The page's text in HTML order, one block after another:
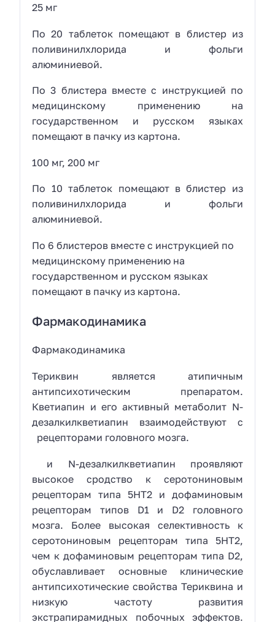
25 мг
По 20 таблеток помещают в блистер из
поливинилхлорида и фольги
алюминиевой.
По 3 блистера вместе с инструкцией по
медицинскому применению на
государственном и русском языках
помещают в пачку из картона.
100 мг, 200 мг
По 10 таблеток помещают в блистер из
поливинилхлорида и фольги
алюминиевой.
По 6 блистеров вместе с инструкцией по
медицинскому применению на
государственном и русском языках
помещают в пачку из картона.
Фармакодинамика
Фармакодинамика
Териквин является атипичным
антипсихотическим препаратом.
Кветиапин и его активный метаболит N-
дезалкилкветиапин взаимодействуют с
рецепторами головного мозга.
и N-дезалкилкветиапин проявляют
высокое сродство к серотониновым
рецепторам типа 5НТ2 и дофаминовым
рецепторам типов D1 и D2 головного
мозга. Более высокая селективность к
серотониновым рецепторам типа 5НТ2,
чем к дофаминовым рецепторам типа D2,
обуславливает основные клинические
антипсихотические свойства Териквина и
низкую частоту развития
экстрапирамидных побочных эффектов.